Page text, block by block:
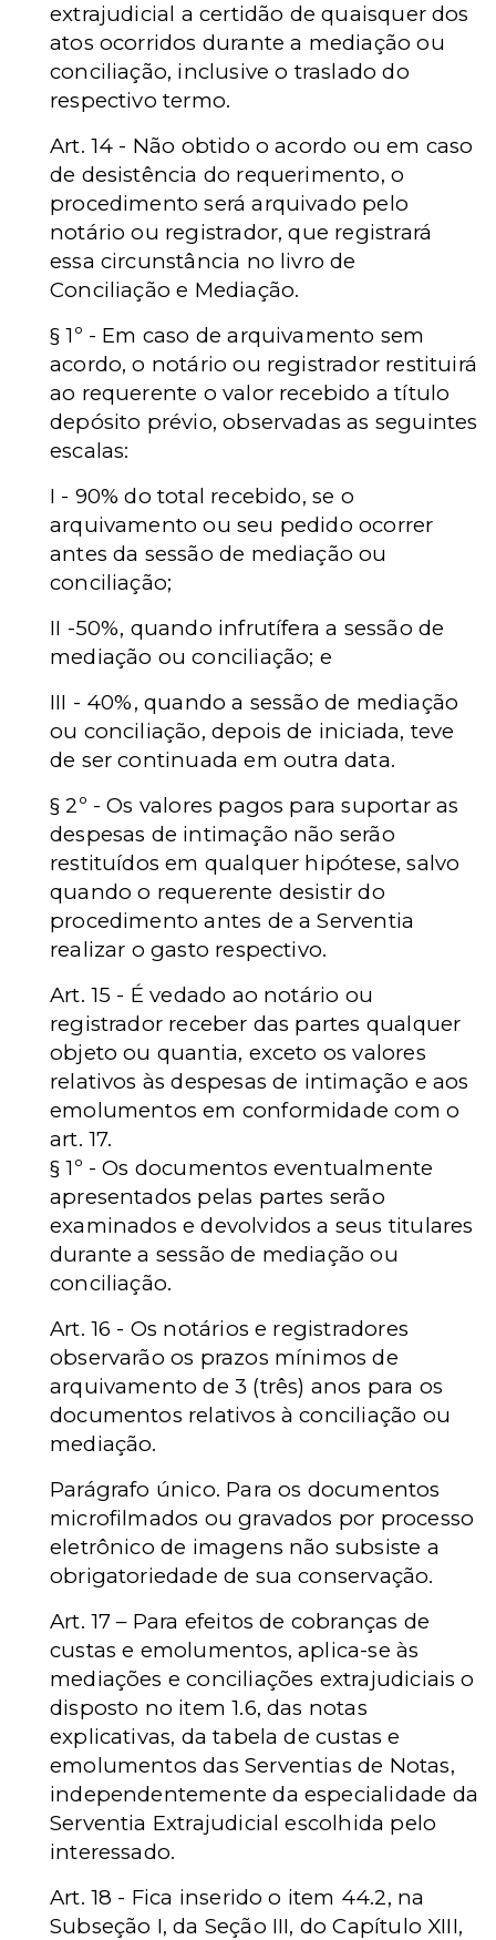
extrajudicial a certidão de quaisquer dos
atos ocorridos durante a mediação ou
conciliação, inclusive o traslado do
respectivo termo.
Art. 14 - Não obtido o acordo ou em caso
de desistência do requerimento, o
procedimento será arquivado pelo
notário ou registrador, que registrará
essa circunstância no livro de
Conciliação e Mediação.
§ 1º - Em caso de arquivamento sem
acordo, o notário ou registrador restituirá
ao requerente o valor recebido a título
depósito prévio, observadas as seguintes
escalas:
I - 90% do total recebido, se o
arquivamento ou seu pedido ocorrer
antes da sessão de mediação ou
conciliação;
II -50%, quando infrutífera a sessão de
mediação ou conciliação; e
III - 40%, quando a sessão de mediação
ou conciliação, depois de iniciada, teve
de ser continuada em outra data.
§ 2º - Os valores pagos para suportar as
despesas de intimação não serão
restituídos em qualquer hipótese, salvo
quando o requerente desistir do
procedimento antes de a Serventia
realizar o gasto respectivo.
Art. 15 - É vedado ao notário ou
registrador receber das partes qualquer
objeto ou quantia, exceto os valores
relativos às despesas de intimação e aos
emolumentos em conformidade com o
art. 17.
§ 1º - Os documentos eventualmente
apresentados pelas partes serão
examinados e devolvidos a seus titulares
durante a sessão de mediação ou
conciliação.
Art. 16 - Os notários e registradores
observarão os prazos mínimos de
arquivamento de 3 (três) anos para os
documentos relativos à conciliação ou
mediação.
Parágrafo único. Para os documentos
microfilmados ou gravados por processo
eletrônico de imagens não subsiste a
obrigatoriedade de sua conservação.
Art. 17 – Para efeitos de cobranças de
custas e emolumentos, aplica-se às
mediações e conciliações extrajudiciais o
disposto no item 1.6, das notas
explicativas, da tabela de custas e
emolumentos das Serventias de Notas,
independentemente da especialidade da
Serventia Extrajudicial escolhida pelo
interessado.
Art. 18 - Fica inserido o item 44.2, na
Subseção I, da Seção III, do Capítulo XIII,